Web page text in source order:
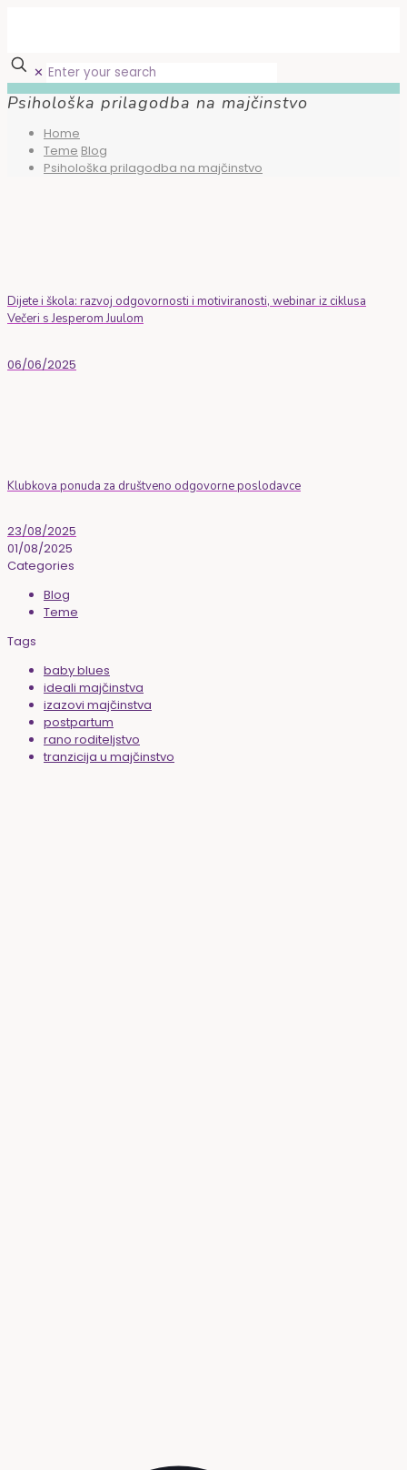
✕
Psihološka prilagodba na majčinstvo
Home
Teme Blog
Psihološka prilagodba na majčinstvo
Dijete i škola: razvoj odgovornosti i motiviranosti, webinar iz ciklusa
Večeri s Jesperom Juulom
06/06/2025
Klubkova ponuda za društveno odgovorne poslodavce
23/08/2025
01/08/2025
Categories
Blog
Teme
Tags
baby blues
ideali majčinstva
izazovi majčinstva
postpartum
rano roditeljstvo
tranzicija u majčinstvo